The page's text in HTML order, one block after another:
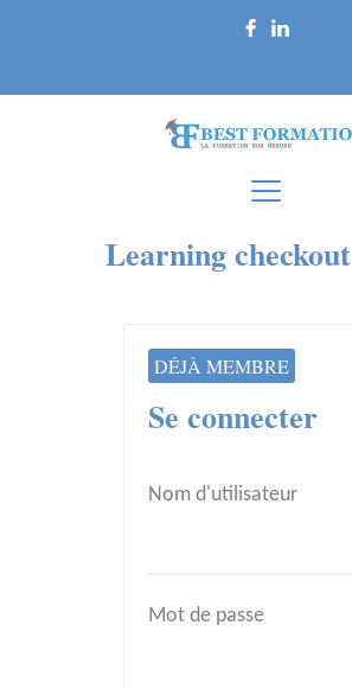
Learning checkout
DÉJÀ MEMBRE
Se connecter
Nom d'utilisateur
Mot de passe